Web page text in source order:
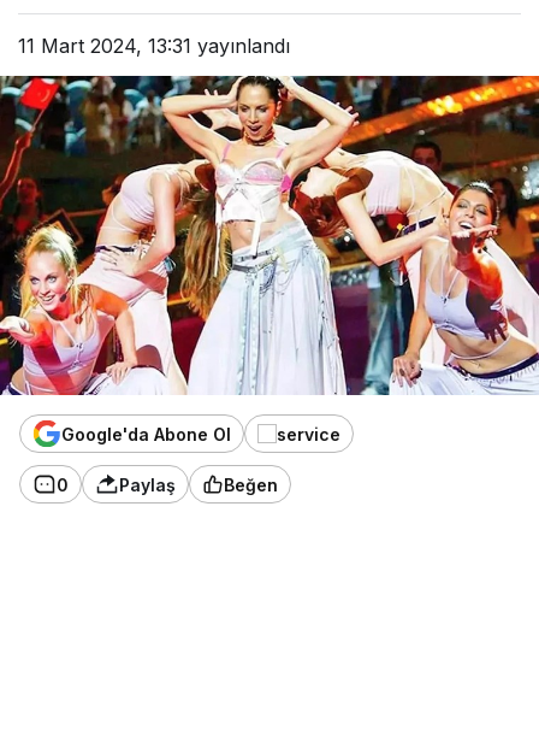
11 Mart 2024, 13:31 yayınlandı
Google'da Abone Ol
0 Paylaş Beğen